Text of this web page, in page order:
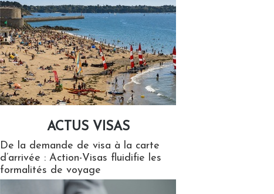
ACTUS VISAS
De la demande de visa à la carte
d’arrivée : Action-Visas fluidifie les
formalités de voyage